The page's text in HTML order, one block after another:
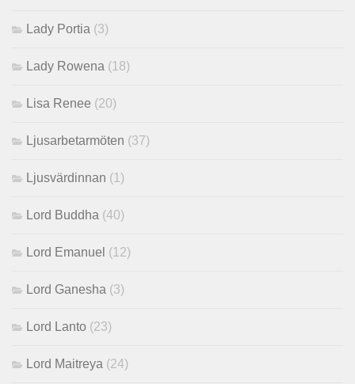
Lady Portia (3)
Lady Rowena (18)
Lisa Renee (20)
Ljusarbetarmöten (37)
Ljusvärdinnan (1)
Lord Buddha (40)
Lord Emanuel (12)
Lord Ganesha (3)
Lord Lanto (23)
Lord Maitreya (24)